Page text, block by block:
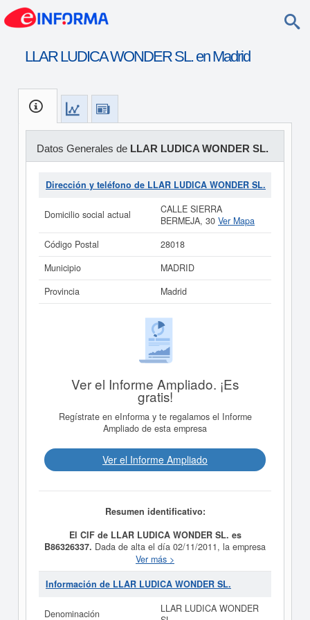
LLAR LUDICA WONDER SL. en Madrid
Datos Generales de LLAR LUDICA WONDER SL.
Dirección y teléfono de LLAR LUDICA WONDER SL.
Domicilio social actual
CALLE SIERRA
BERMEJA, 30 Ver Mapa
Código Postal
28018
Municipio
MADRID
Provincia
Madrid
Ver el Informe Ampliado. ¡Es
gratis!
Regístrate en eInforma y te regalamos el Informe
Ampliado de esta empresa
Ver el Informe Ampliado
Resumen identificativo:
El CIF de LLAR LUDICA WONDER SL. es
B86326337. Dada de alta el día 02/11/2011, la empresa
LLAR LUDICA WONDER SL.tiene como propósito LA
DISTRIBUCION, PRODUCCION, IMPORTACION,
EXPLOTACION, COMPRA Y VENTA DE DERECHOS
MEDIO Y LARGO METRAJE,. Su CNAE es 5912 -
Actividades de posproducción cinematográfica, de vídeo
Ver más >
Información de LLAR LUDICA WONDER SL.
Denominación
LLAR LUDICA WONDER